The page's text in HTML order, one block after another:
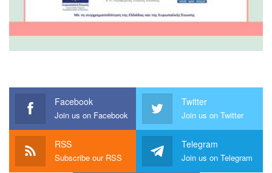
Facebook
Join us on Facebook
Twitter
Join us on Twitter
RSS
Subscribe our RSS
Telegram
Join us on Telegram